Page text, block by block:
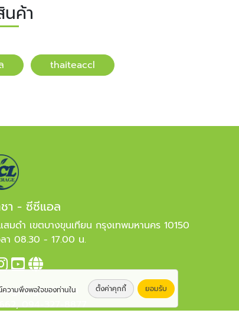
นค้า
​​thaiteaccl
า - ซีซีแอล
มดำ เขตบางขุนเทียน กรุงเทพมหานคร 10150
า 08.30 - 17.00 น.
,094-327-8877
วามพึงพอใจของท่านใน
ตั้งค่าคุกกี้ ยอมรับ